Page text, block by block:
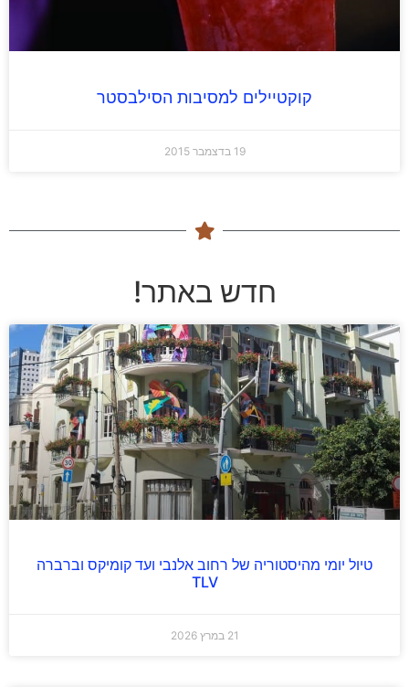
קוקטיילים למסיבות הסילבסטר
19 בדצמבר 2015
חדש באתר!
טיול יומי מהיסטוריה של רחוב אלנבי ועד קומיקס וברברה
TLV
21 במרץ 2026